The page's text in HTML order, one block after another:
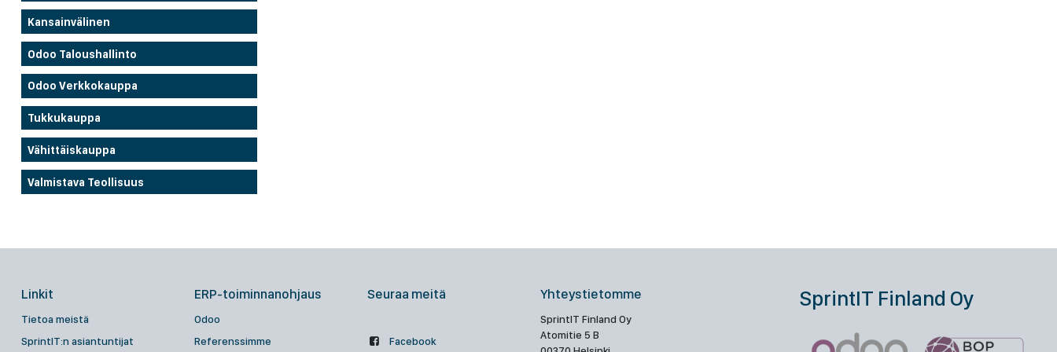
Kansainvälinen
Odoo Taloushallinto
Odoo Verkkokauppa
Tukkukauppa
Vähittäiskauppa
Valmistava Teollisuus
Linkit
Tietoa meistä
SprintIT:n asiantuntijat
ERP-toiminnanohjaus
Odoo
Referenssimme
Seuraa meitä
Facebook
Yhteystietomme
SprintIT Finland Oy
Atomitie 5 B
SprintIT Finland Oy